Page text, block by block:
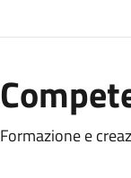
Formazione e